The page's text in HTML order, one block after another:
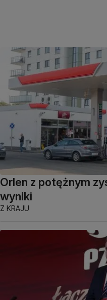
Orlen z potężnym
wyniki
Z KRAJU